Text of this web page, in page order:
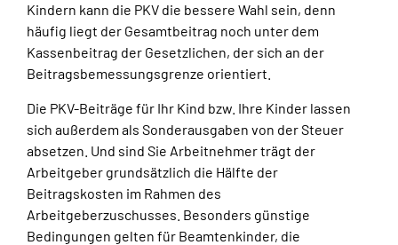
Kindern kann die PKV die bessere Wahl sein, denn
häufig liegt der Gesamtbeitrag noch unter dem
Kassenbeitrag der Gesetzlichen, der sich an der
Beitragsbemessungsgrenze orientiert.
Die PKV-Beiträge für Ihr Kind bzw. Ihre Kinder lassen
sich außerdem als Sonderausgaben von der Steuer
absetzen. Und sind Sie Arbeitnehmer trägt der
Arbeitgeber grundsätzlich die Hälfte der
Beitragskosten im Rahmen des
Arbeitgeberzuschusses. Besonders günstige
Bedingungen gelten für Beamtenkinder, die